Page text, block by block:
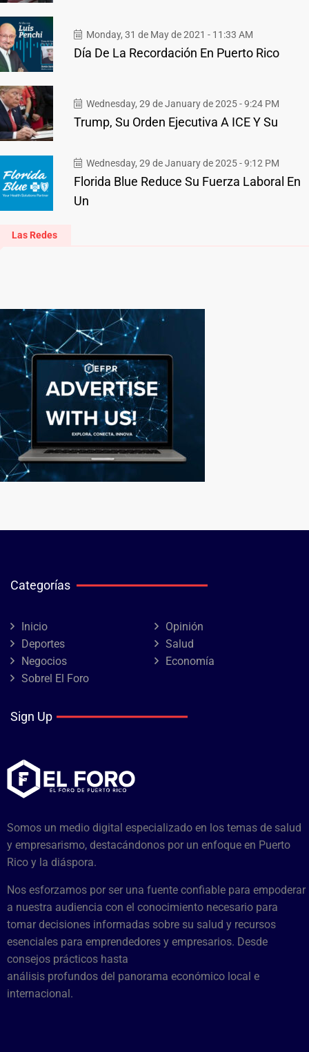
Monday, 31 de May de 2021 - 11:33 AM
Día De La Recordación En Puerto Rico
Wednesday, 29 de January de 2025 - 9:24 PM
Trump, Su Orden Ejecutiva A ICE Y Su
Wednesday, 29 de January de 2025 - 9:12 PM
Florida Blue Reduce Su Fuerza Laboral En
Un
Las Redes
Categorías
Inicio
Opinión
Deportes
Salud
Negocios
Economía
Sobrel El Foro
Sign Up
Somos un medio digital especializado en los temas de salud
y empresarismo, destacándonos por un enfoque en Puerto
Rico y la diáspora.
Nos esforzamos por ser una fuente confiable para empoderar
a nuestra audiencia con el conocimiento necesario para
tomar decisiones informadas sobre su salud y recursos
esenciales para emprendedores y empresarios. Desde
consejos prácticos hasta
análisis profundos del panorama económico local e
internacional.